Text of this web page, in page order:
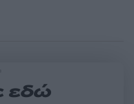
εδώ